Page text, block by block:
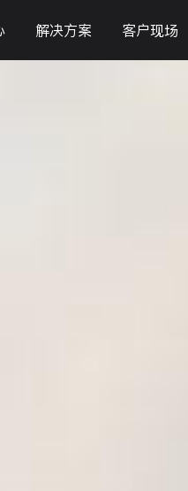
解决方案 客户现场